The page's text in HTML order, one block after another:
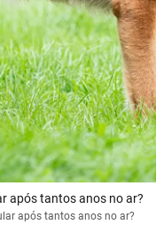
após tantos anos no ar?
após tantos anos no ar?